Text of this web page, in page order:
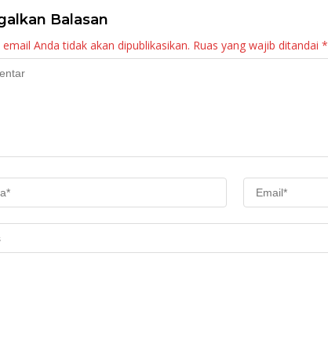
Balasan
Anda tidak akan dipublikasikan. Ruas yang wajib ditandai *